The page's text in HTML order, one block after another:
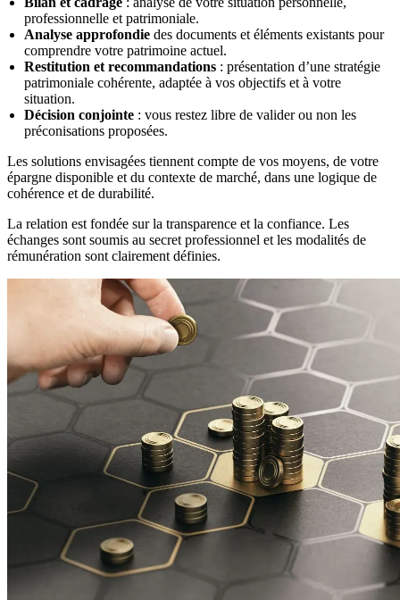
professionnelle et patrimoniale.
Analyse approfondie des documents et éléments existants pour
comprendre votre patrimoine actuel.
Restitution et recommandations : présentation d’une stratégie
patrimoniale cohérente, adaptée à vos objectifs et à votre
situation.
Décision conjointe : vous restez libre de valider ou non les
préconisations proposées.
Les solutions envisagées tiennent compte de vos moyens, de votre
épargne disponible et du contexte de marché, dans une logique de
cohérence et de durabilité.
La relation est fondée sur la transparence et la confiance. Les
échanges sont soumis au secret professionnel et les modalités de
rémunération sont clairement définies.